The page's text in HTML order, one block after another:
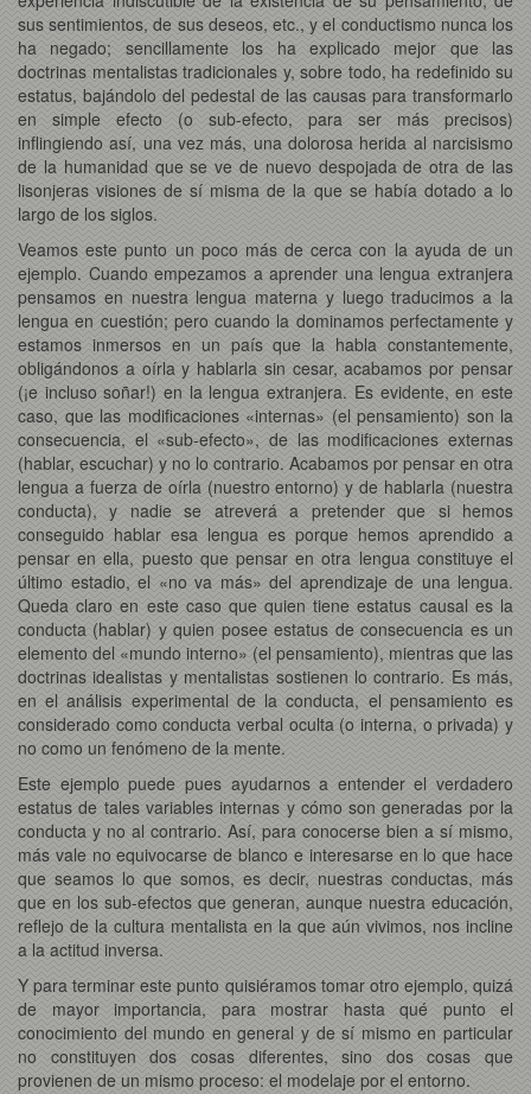
sus sentimientos, de sus deseos, etc., y el conductismo nunca los
ha negado; sencillamente los ha explicado mejor que las
doctrinas mentalistas tradicionales y, sobre todo, ha redefinido su
estatus, bajándolo del pedestal de las causas para transformarlo
en simple efecto (o sub-efecto, para ser más precisos)
inflingiendo así, una vez más, una dolorosa herida al narcisismo
de la humanidad que se ve de nuevo despojada de otra de las
lisonjeras visiones de sí misma de la que se había dotado a lo
largo de los siglos.
Veamos este punto un poco más de cerca con la ayuda de un
ejemplo. Cuando empezamos a aprender una lengua extranjera
pensamos en nuestra lengua materna y luego traducimos a la
lengua en cuestión; pero cuando la dominamos perfectamente y
estamos inmersos en un país que la habla constantemente,
obligándonos a oírla y hablarla sin cesar, acabamos por pensar
(¡e incluso soñar!) en la lengua extranjera. Es evidente, en este
caso, que las modificaciones «internas» (el pensamiento) son la
consecuencia, el «sub-efecto», de las modificaciones externas
(hablar, escuchar) y no lo contrario. Acabamos por pensar en otra
lengua a fuerza de oírla (nuestro entorno) y de hablarla (nuestra
conducta), y nadie se atreverá a pretender que si hemos
conseguido hablar esa lengua es porque hemos aprendido a
pensar en ella, puesto que pensar en otra lengua constituye el
último estadio, el «no va más» del aprendizaje de una lengua.
Queda claro en este caso que quien tiene estatus causal es la
conducta (hablar) y quien posee estatus de consecuencia es un
elemento del «mundo interno» (el pensamiento), mientras que las
doctrinas idealistas y mentalistas sostienen lo contrario. Es más,
en el análisis experimental de la conducta, el pensamiento es
considerado como conducta verbal oculta (o interna, o privada) y
no como un fenómeno de la mente.
Este ejemplo puede pues ayudarnos a entender el verdadero
estatus de tales variables internas y cómo son generadas por la
conducta y no al contrario. Así, para conocerse bien a sí mismo,
más vale no equivocarse de blanco e interesarse en lo que hace
que seamos lo que somos, es decir, nuestras conductas, más
que en los sub-efectos que generan, aunque nuestra educación,
reflejo de la cultura mentalista en la que aún vivimos, nos incline
a la actitud inversa.
Y para terminar este punto quisiéramos tomar otro ejemplo, quizá
de mayor importancia, para mostrar hasta qué punto el
conocimiento del mundo en general y de sí mismo en particular
no constituyen dos cosas diferentes, sino dos cosas que
provienen de un mismo proceso: el modelaje por el entorno.